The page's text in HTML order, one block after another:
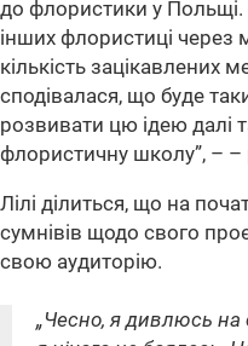
до флористики у Польщі.
інших флористиці через
кількість зацікавлених
сподівалася, що буде
розвивати цю ідею далі
флористичну школу”, – –
Лілі ділиться, що на
сумнівів щодо свого
свою аудиторію.
„Чесно, я дивлюсь на